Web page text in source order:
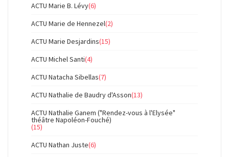
ACTU Marie B. Lévy(6)
ACTU Marie de Hennezel(2)
ACTU Marie Desjardins(15)
ACTU Michel Santi(4)
ACTU Natacha Sibellas(7)
ACTU Nathalie de Baudry d'Asson(13)
ACTU Nathalie Ganem ("Rendez-vous à l'Elysée"
théâtre Napoléon-Fouché)
(15)
ACTU Nathan Juste(6)